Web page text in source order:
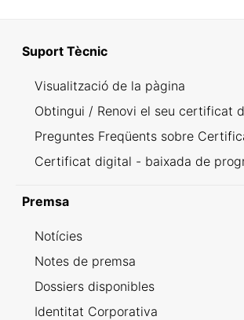
Suport Tècnic
Visualització de la pàgina
Obtingui / Renovi el seu certificat
Preguntes Freqüents sobre
Certificat digital - baixada de
Premsa
Notícies
Notes de premsa
Dossiers disponibles
Identitat Corporativa